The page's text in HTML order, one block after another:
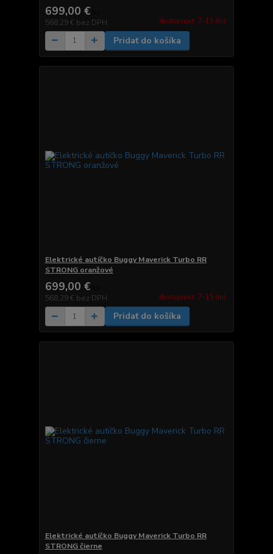
699,00 €
568,29 € bez DPH dostupnosť: 7-15 dní
Pridať do košíka
Elektrické autíčko Buggy Maverick Turbo RR
STRONG oranžové
699,00 €
568,29 € bez DPH dostupnosť: 7-15 dní
Pridať do košíka
Elektrické autíčko Buggy Maverick Turbo RR
STRONG čierne